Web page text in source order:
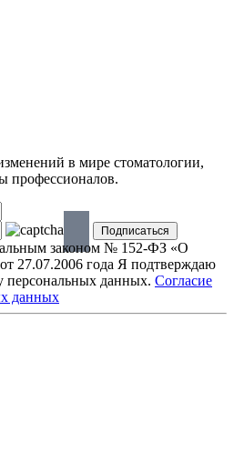
в мире стоматологии,
профессионалов.
законом № 152-ФЗ «О
27.07.2006 года Я подтверждаю
персональных данных. Согласие
данных